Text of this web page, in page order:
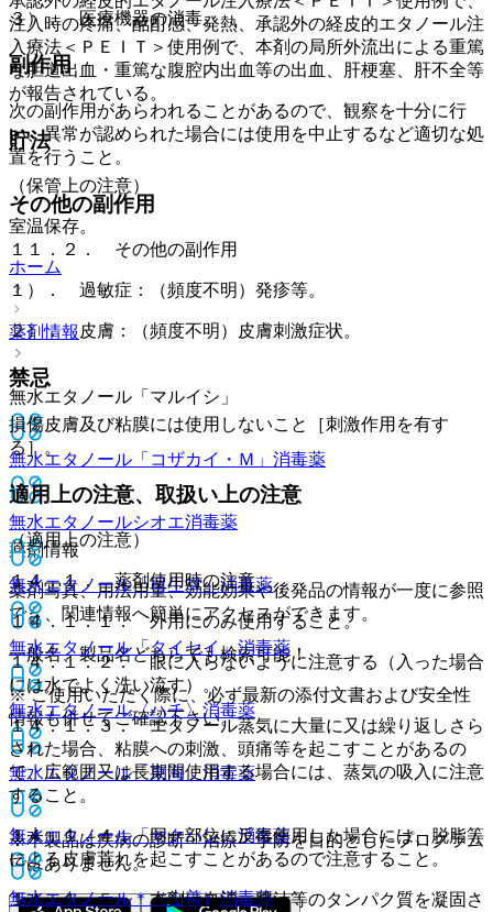
注入時の疼痛、酩酊感、発熱、承認外の経皮的エタノール注
入療法＜ＰＥＩＴ＞使用例で、本剤の局所外流出による重篤
な胆道出血・重篤な腹腔内出血等の出血、肝梗塞、肝不全等
が報告されている。
貯法
（保管上の注意）
室温保存。
ホーム
薬剤情報
無水エタノール「マルイシ」
無水エタノール「コザカイ・Ｍ」 消毒薬
無水エタノールシオエ消毒薬
無水エタノール「司生堂」消毒薬
無水エタノール「タイセイ」消毒薬
無水エタノール〈ハチ〉消毒薬
無水エタノール「東海」消毒薬
無水エタノール「ヤクハン」消毒薬
無水エタノール＊（山善）消毒薬
３）． 医療機器の消毒。
副作用
次の副作用があらわれることがあるので、観察を十分に行
い、異常が認められた場合には使用を中止するなど適切な処
置を行うこと。
その他の副作用
１１．２． その他の副作用
１）． 過敏症：（頻度不明）発疹等。
２）． 皮膚：（頻度不明）皮膚刺激症状。
禁忌
損傷皮膚及び粘膜には使用しないこと［刺激作用を有す
る］。
適用上の注意、取扱い上の注意
（適用上の注意）
１４．１． 薬剤使用時の注意
１４．１．１． 外用にのみ使用すること。
１４．１．２． 眼に入らないように注意する（入った場合
には水でよく洗い流す）。
１４．１．３． エタノール蒸気に大量に又は繰り返しさら
された場合、粘膜への刺激、頭痛等を起こすことがあるの
で、広範囲又は長期間使用する場合には、蒸気の吸入に注意
すること。
１４．１．４． 同一部位に反復使用した場合には、脱脂等
による皮膚荒れを起こすことがあるので注意すること。
１４．１．５． 本剤は血清、膿汁等のタンパク質を凝固さ
薬剤情報
薬剤写真、用法用量、効能効果や後発品の情報が一度に参照
でき、関連情報へ簡単にアクセスができます。
一般名、製品名どちらでも検索可能！
※ ご使用いただく際に、必ず最新の添付文書および安全性
情報も併せてご確認下さい。
※本製品は疾病の診断・治療・予防を目的としたプログラム
ではありません。